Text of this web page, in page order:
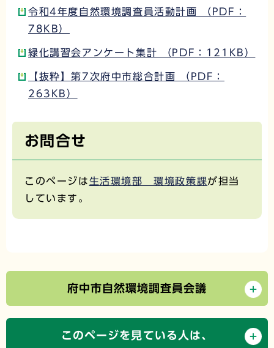
令和4年度自然環境調査員活動計画 （PDF：
78KB）
緑化講習会アンケート集計 （PDF：121KB）
【抜粋】第7次府中市総合計画 （PDF：
263KB）
お問合せ
このページは生活環境部 環境政策課が担当
しています。
府中市自然環境調査員会議
このページを見ている人は、